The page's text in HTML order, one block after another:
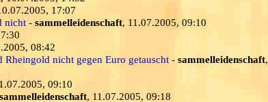
17:07
nicht - sammelleidenschaft, 11.07.2005, 09:10
08:42
nicht gegen Euro getauscht - sammelleidenschaft,
09:10
sammelleidenschaft, 11.07.2005, 09:18